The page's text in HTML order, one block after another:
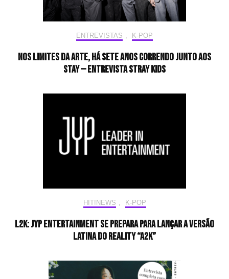
ENTREVISTAS K-POP
Nos limites da arte, há sete anos correndo junto aos
STAY — Entrevista Stray Kids
HIT!NEWS , K-POP
L2K: JYP Entertainment se prepara para lançar a versão
latina do reality “A2K”